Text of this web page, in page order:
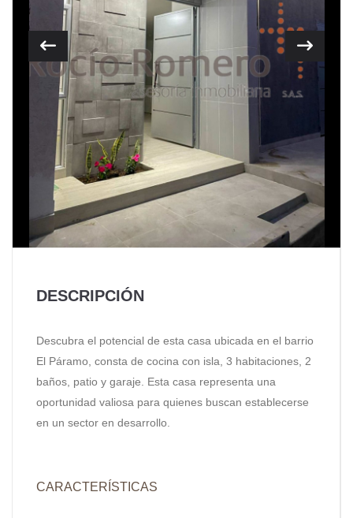
Previous Next
DESCRIPCIÓN
Descubra el potencial de esta casa ubicada en el barrio
El Páramo, consta de cocina con isla, 3 habitaciones, 2
baños, patio y garaje. Esta casa representa una
oportunidad valiosa para quienes buscan establecerse
en un sector en desarrollo.
CARACTERÍSTICAS